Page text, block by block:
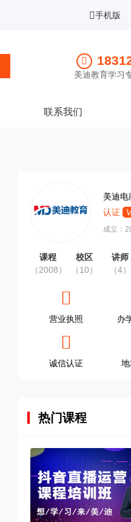
手机版
美迪教育学习
联系我们
美迪电
认证
V
成立：
课程
（2008）
校区
（10）
讲师
（4）
营业执照 办
诚信认证
热门课程